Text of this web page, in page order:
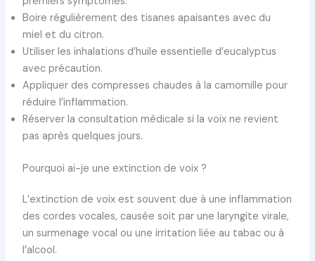
Boire régulièrement des tisanes apaisantes avec du
miel et du citron.
Utiliser les inhalations d’huile essentielle d’eucalyptus
avec précaution.
Appliquer des compresses chaudes à la camomille pour
réduire l’inflammation.
Réserver la consultation médicale si la voix ne revient
pas après quelques jours.
Pourquoi ai-je une extinction de voix ?
L’extinction de voix est souvent due à une inflammation
des cordes vocales, causée soit par une laryngite virale,
un surmenage vocal ou une irritation liée au tabac ou à
l’alcool.